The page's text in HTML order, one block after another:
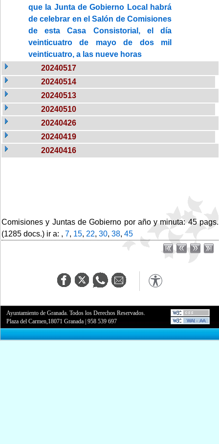
que la Junta de Gobierno Local habrá
de celebrar en el Salón de Comisiones
de esta Casa Consistorial, el día
veinticuatro de mayo de dos mil
veinticuatro, a las nueve horas
20240517
20240514
20240513
20240510
20240426
20240419
20240416
Comisiones y Juntas de Gobierno por año y minuta: 45 pags.
(1285 docs.) ir a: , 7, 15, 22, 30, 38, 45
Ayuntamiento de Granada. Todos los Derechos Reservados.
Plaza del Carmen,18071 Granada |958 539 697